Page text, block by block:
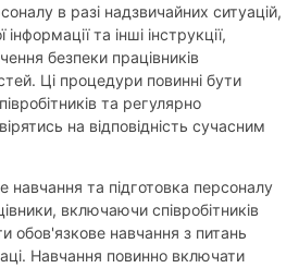
в разі надзвичайних ситуацій,
та інші інструкції,
безпеки працівників
Ці процедури повинні бути
та регулярно
на відповідність сучасним
та підготовка персоналу
включаючи співробітників
обов'язкове навчання з питань
Навчання повинно включати